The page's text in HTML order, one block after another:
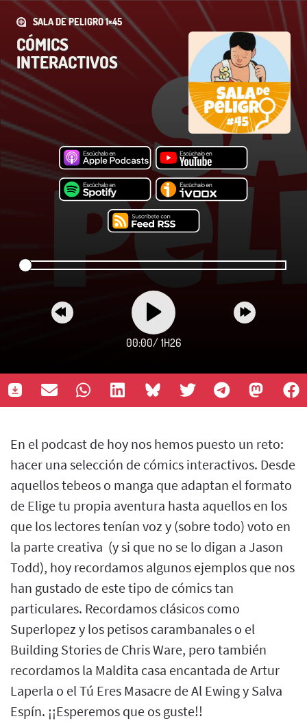
SALA DE PELIGRO 1×45
CÓMICS
INTERACTIVOS
00:00/ 1H26
En el podcast de hoy nos hemos puesto un reto:
hacer una selección de cómics interactivos. Desde
aquellos tebeos o manga que adaptan el formato
de Elige tu propia aventura hasta aquellos en los
que los lectores tenían voz y (sobre todo) voto en
la parte creativa (y si que no se lo digan a Jason
Todd), hoy recordamos algunos ejemplos que nos
han gustado de este tipo de cómics tan
particulares. Recordamos clásicos como
Superlopez y los petisos carambanales o el
Building Stories de Chris Ware, pero también
recordamos la Maldita casa encantada de Artur
Laperla o el Tú Eres Masacre de Al Ewing y Salva
Espín. ¡¡Esperemos que os guste!!